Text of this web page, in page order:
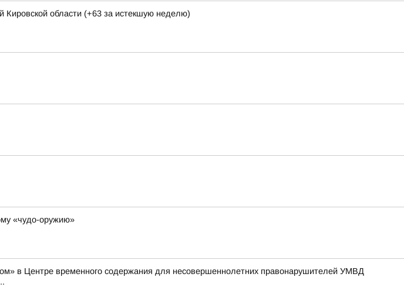
Кировской области (+63 за истекшую неделю)
«чудо-оружию»
в Центре временного содержания для несовершеннолетних правонарушителей УМВД